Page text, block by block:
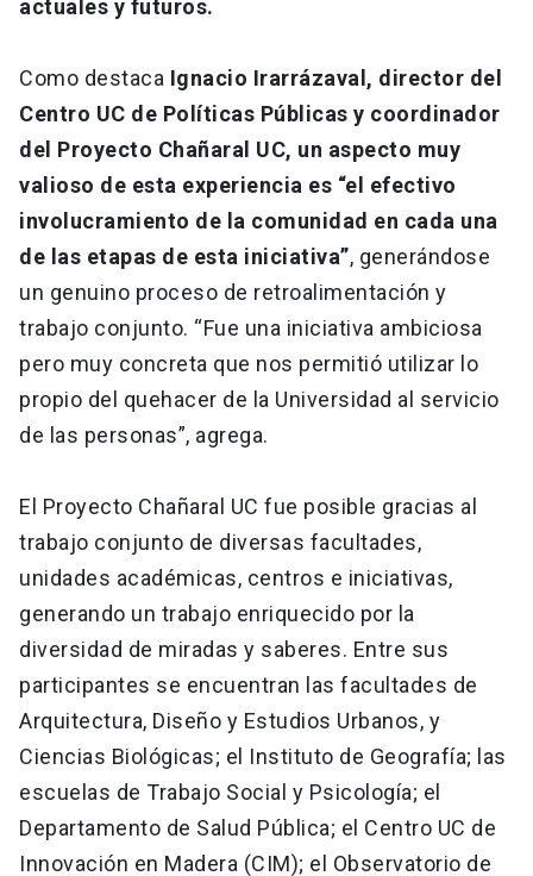
actuales y futuros.
Como destaca Ignacio Irarrázaval, director del
Centro UC de Políticas Públicas y coordinador
del Proyecto Chañaral UC, un aspecto muy
valioso de esta experiencia es “el efectivo
involucramiento de la comunidad en cada una
de las etapas de esta iniciativa”, generándose
un genuino proceso de retroalimentación y
trabajo conjunto. “Fue una iniciativa ambiciosa
pero muy concreta que nos permitió utilizar lo
propio del quehacer de la Universidad al servicio
de las personas”, agrega.
El Proyecto Chañaral UC fue posible gracias al
trabajo conjunto de diversas facultades,
unidades académicas, centros e iniciativas,
generando un trabajo enriquecido por la
diversidad de miradas y saberes. Entre sus
participantes se encuentran las facultades de
Arquitectura, Diseño y Estudios Urbanos, y
Ciencias Biológicas; el Instituto de Geografía; las
escuelas de Trabajo Social y Psicología; el
Departamento de Salud Pública; el Centro UC de
Innovación en Madera (CIM); el Observatorio de